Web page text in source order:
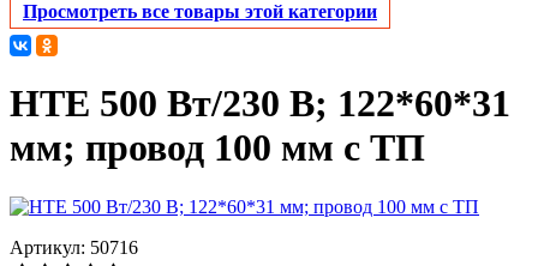
Просмотреть все товары этой категории
HTE 500 Вт/230 В; 122*60*31
мм; провод 100 мм с ТП
Артикул: 50716